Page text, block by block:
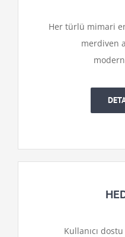
Her türlü mimari
merdiven
Kullanıcı